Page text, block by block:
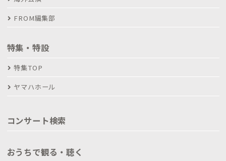
FROM編集部
特集・特設
特集TOP
ヤマハホール
コンサート検索
おうちで観る・聴く